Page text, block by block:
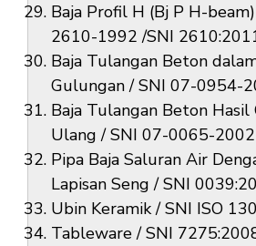
Baja Profil H (Bj P H-
2610-1992 /SNI
Baja Tulangan Beton
Gulungan / SNI 07-0954-
Baja Tulangan Beton Hasil
Ulang / SNI 07-0065-2002
Pipa Baja Saluran Air
Lapisan Seng / SNI
Ubin Keramik / SNI ISO
Tableware / SNI